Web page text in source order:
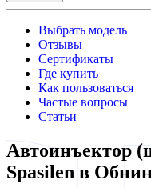
Выбрать модель
Отзывы
Сертификаты
Где купить
Как пользоваться
Частые вопросы
Статьи
Автоинъектор
Spasilen в